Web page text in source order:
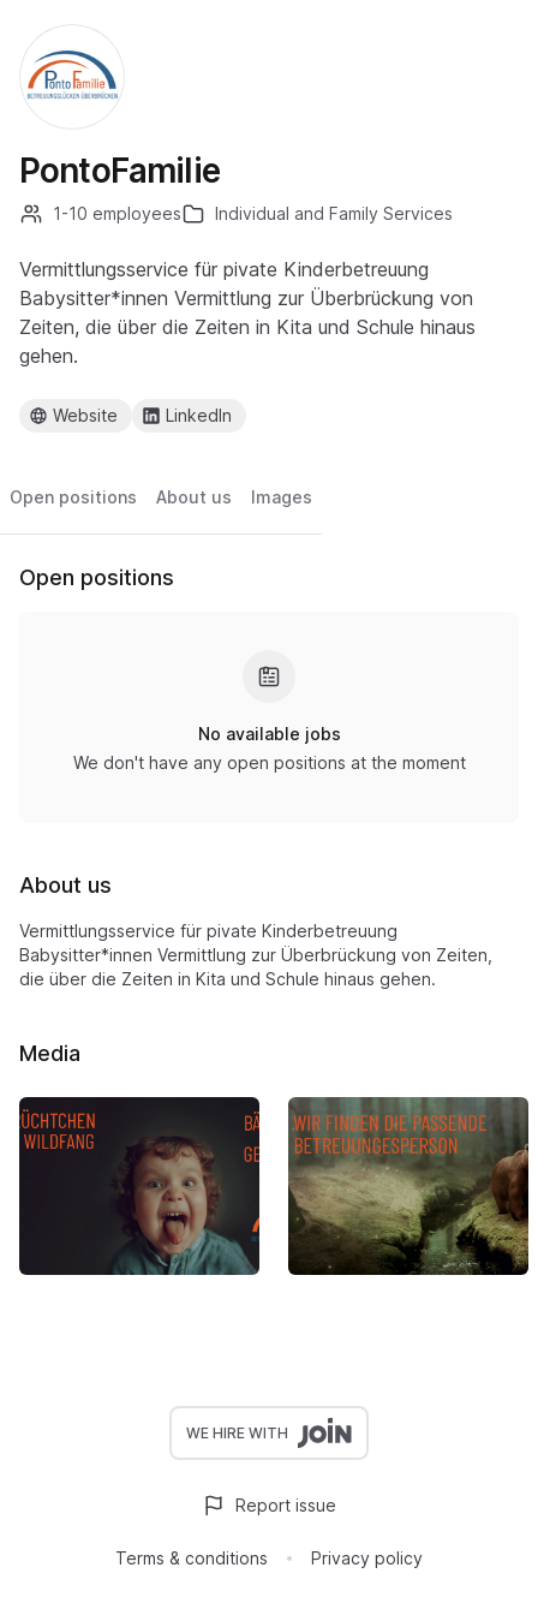
PontoFamilie
1-10 employees Individual and Family Services
Vermittlungsservice für pivate Kinderbetreuung
Babysitter*innen Vermittlung zur Überbrückung von
Zeiten, die über die Zeiten in Kita und Schule hinaus
gehen.
Website LinkedIn
Open positions About us Images
Open positions
No available jobs
We don't have any open positions at the moment
About us
Vermittlungsservice für pivate Kinderbetreuung
Babysitter*innen Vermittlung zur Überbrückung von Zeiten,
die über die Zeiten in Kita und Schule hinaus gehen.
Media
WE HIRE WITH
Terms & conditions Privacy policy
Report issue